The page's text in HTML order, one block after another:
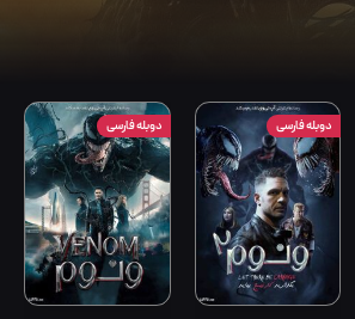
دوبله فارسی دوبله فارسی